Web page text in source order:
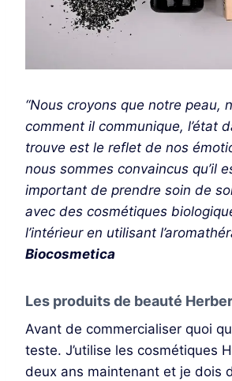
“Nous croyons que notre peau,
comment il communique, l’état
trouve est le reflet de nos
nous sommes convaincus qu’il
important de prendre soin de
avec des cosmétiques
l’intérieur en utilisant
Biocosmetica
Les produits de beauté
Avant de commercialiser quoi
teste. J’utilise les cosmétiques
deux ans maintenant et je dois